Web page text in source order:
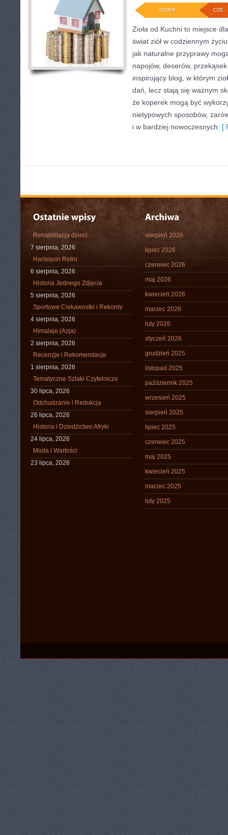
CZE -
ADMIN
Zioła od Kuchni to miejsce
świat ziół w codziennym
jak naturalne przyprawy
napojów, deserów,
inspirujący blog, w którym
dań, lecz stają się ważnym
że koperek mogą być
nietypowych sposobów,
i w bardziej nowoczesnych [
Rehabilitacja dzieci
7 sierpnia, 2026
Harlequin Retro
6 sierpnia, 2026
Historia Jednego Zdjęcia
5 sierpnia, 2026
Sportowe Ciekawostki i Rekordy
4 sierpnia, 2026
Himalaje (Azja)
2 sierpnia, 2026
Recenzje i Rekomendacje
1 sierpnia, 2026
Tematyczne Szlaki Czytelnicze
30 lipca, 2026
Odchudzanie i Redukcja
26 lipca, 2026
Historia i Dziedzictwo Afryki
24 lipca, 2026
Moda i Wartości
23 lipca, 2026
sierpień 2026
lipiec 2026
czerwiec 2026
maj 2026
kwiecień 2026
marzec 2026
luty 2026
styczeń 2026
grudzień 2025
listopad 2025
październik 2025
wrzesień 2025
sierpień 2025
lipiec 2025
czerwiec 2025
maj 2025
kwiecień 2025
marzec 2025
luty 2025